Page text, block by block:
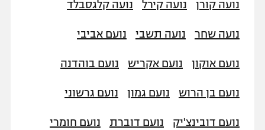
נועה קורן נועה קירל נועה קלגסבלד
נועה שחר נועה תשבי נועם אביבי
נועם אוקון נועם אקריש נועם בוהדנה
נועם בן הרוש נועם גמון נועם גרשוני
נועם דובינצ'יק נועם דוברת נועם חומרי